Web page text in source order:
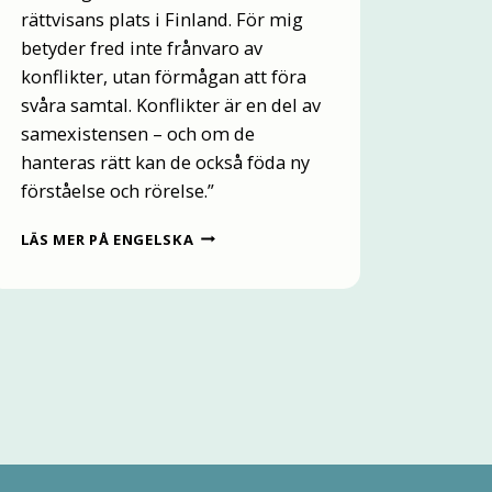
rättvisans plats i Finland. För mig
betyder fred inte frånvaro av
konflikter, utan förmågan att föra
svåra samtal. Konflikter är en del av
samexistensen – och om de
hanteras rätt kan de också föda ny
förståelse och rörelse.”
LÄS MER PÅ ENGELSKAB
E
E